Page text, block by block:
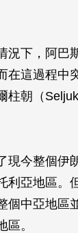
況下，阿巴
在這過程中
柱朝（
現今整個伊
利亞地區。
個中亞地區
。